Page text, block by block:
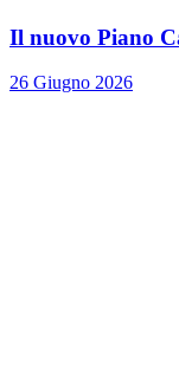
Il nuovo Piano
26 Giugno 2026